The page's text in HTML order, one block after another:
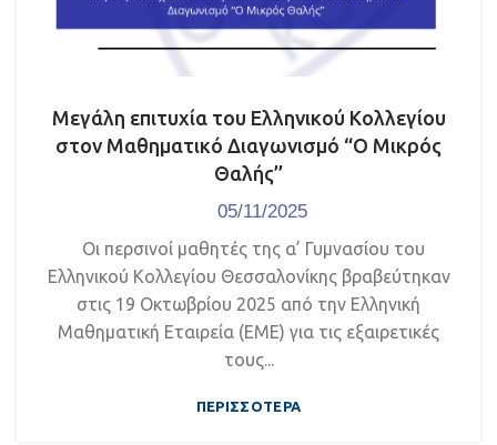
Μεγάλη επιτυχία του Ελληνικού Κολλεγίου
στον Μαθηματικό Διαγωνισμό “Ο Μικρός
Θαλής’’
05/11/2025
Οι περσινοί μαθητές της α’ Γυμνασίου του
Ελληνικού Κολλεγίου Θεσσαλονίκης βραβεύτηκαν
στις 19 Οκτωβρίου 2025 από την Ελληνική
Μαθηματική Εταιρεία (ΕΜΕ) για τις εξαιρετικές
τους...
ΠΕΡΙΣΣΌΤΕΡΑ